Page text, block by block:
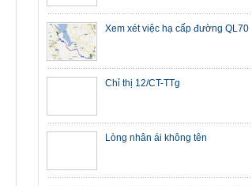
Xem xét việc hạ cấp đường QL70
Chỉ thị 12/CT-TTg
Lòng nhân ái không tên